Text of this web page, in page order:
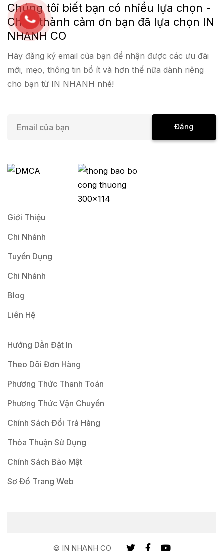
Chúng tôi biết bạn có nhiều lựa chọn -
Chân thành cảm ơn bạn đã lựa chọn IN
NHANH CO
Hãy đăng ký email của bạn để nhận được các ưu đãi
mới, mẹo, thông tin bổ ít và hơn thế nữa dành riêng
cho bạn từ IN NHANH nhé!
i
Đăng
Giới Thiệu
Chi Nhánh
Tuyển Dụng
Chi Nhánh
Blog
Liên Hệ
Hướng Dẫn Đặt In
Theo Dõi Đơn Hàng
Phương Thức Thanh Toán
Phương Thức Vận Chuyển
Chính Sách Đổi Trả Hàng
Thỏa Thuận Sử Dụng
Chính Sách Bảo Mật
Sơ Đồ Trang Web
© IN NHANH CO